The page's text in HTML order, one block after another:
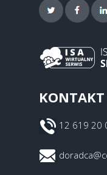
12 619 20